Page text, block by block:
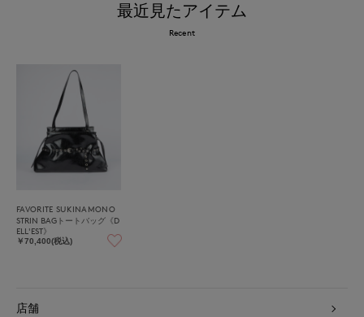
最近見たアイテム
Recent
FAVORITE SUKINAMONO
STRIN BAGトートバッグ《D
ELL'EST》
￥70,400(税込)
店舗